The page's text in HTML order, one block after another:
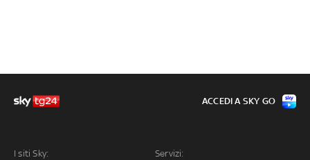
I siti Sky: Servizi:
ACCEDI A SKY GO